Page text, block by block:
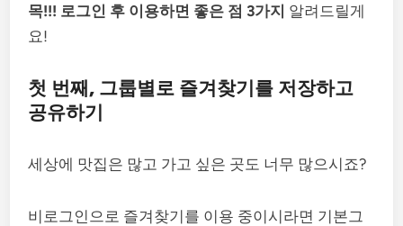
목!!! 로그인 후 이용하면 좋은 점 3가지 알려드릴게
요!
첫 번째, 그룹별로 즐겨찾기를 저장하고
공유하기
세상에 맛집은 많고 가고 싶은 곳도 너무 많으시죠?
비로그인으로 즐겨찾기를 이용 중이시라면 기본그